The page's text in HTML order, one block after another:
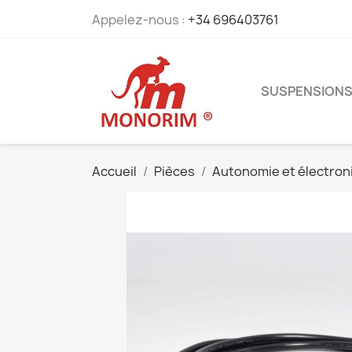
Appelez-nous : +34 696403761
SUSPENSIONS
Accueil Pièces Autonomie et